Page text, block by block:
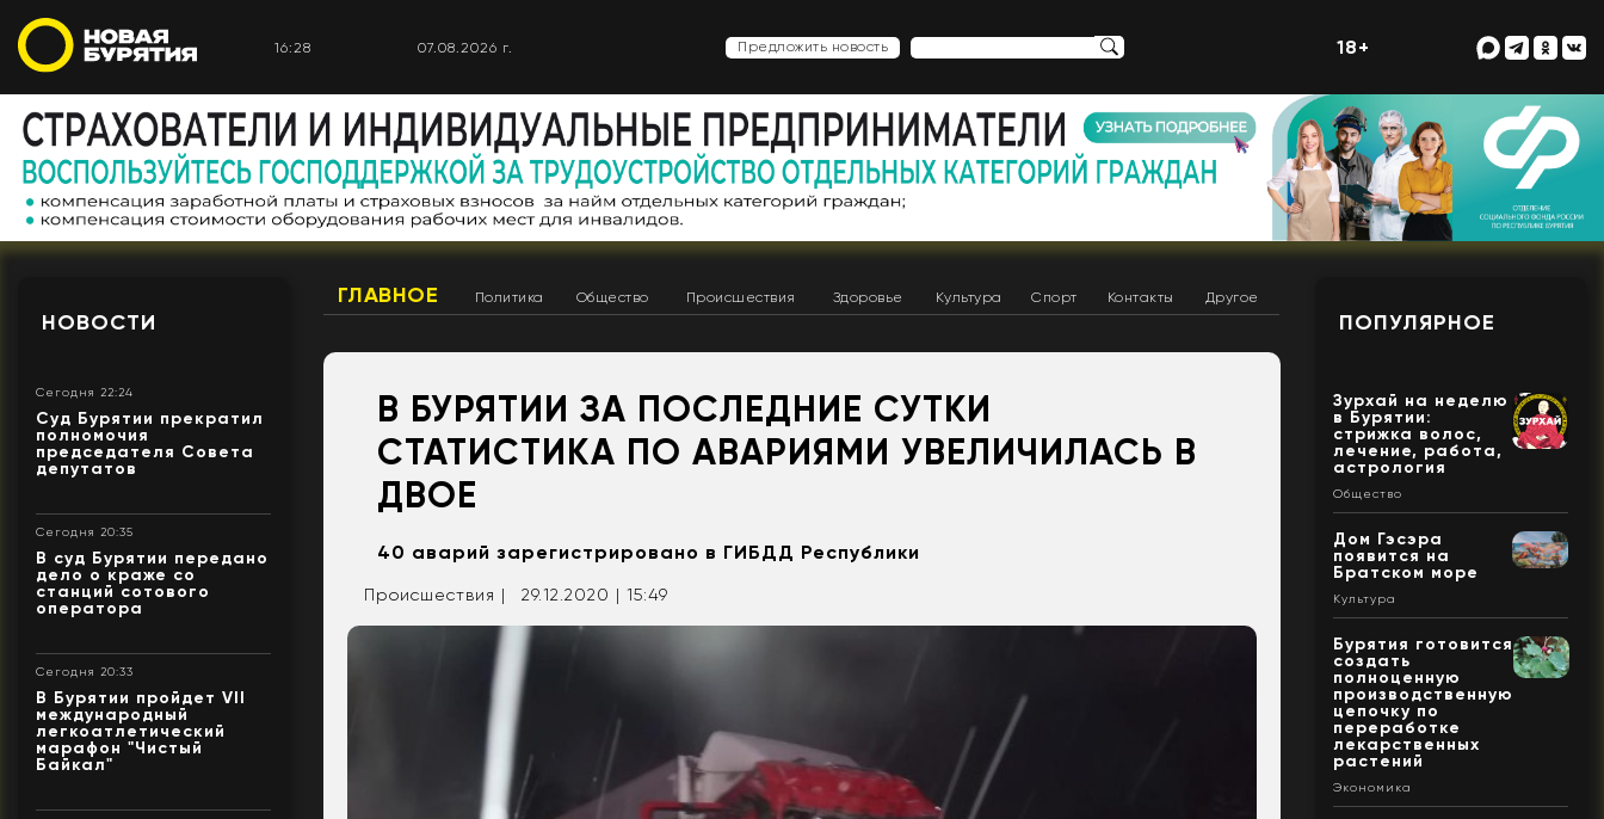
16:28 07.08.2026 г. Предложить новость 18+
НОВОСТИ
Сегодня 22:24
Суд Бурятии прекратил
полномочия
председателя Совета
депутатов
Сегодня 20:35
В суд Бурятии передано
дело о краже со
станций сотового
оператора
Сегодня 20:33
В Бурятии пройдет VII
международный
легкоатлетический
марафон "Чистый
Байкал"
ГЛАВНОЕ Политика Общество Происшествия Здоровье Культура Спорт Контакты Другое
В БУРЯТИИ ЗА ПОСЛЕДНИЕ СУТКИ
СТАТИСТИКА ПО АВАРИЯМИ УВЕЛИЧИЛАСЬ В
ДВОЕ
40 аварий зарегистрировано в ГИБДД Республики
Происшествия | 29.12.2020 | 15:49
ПОПУЛЯРНОЕ
Зурхай на неделю
в Бурятии:
стрижка волос,
лечение, работа,
астрология
Общество
Дом Гэсэра
появится на
Братском море
Культура
Бурятия готовится
создать
полноценную
производственную
цепочку по
переработке
лекарственных
растений
Экономика